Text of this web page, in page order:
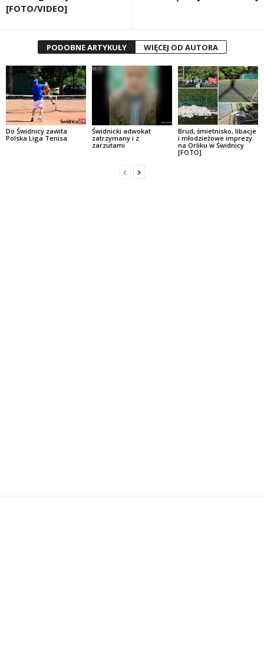
[FOTO/VIDEO]
PODOBNE ARTYKUŁY WIĘCEJ OD AUTORA
Do Świdnicy zawita
Polska Liga Tenisa
Świdnicki adwokat
zatrzymany i z
zarzutami
Brud, śmietnisko, libacje
i młodzieżowe imprezy
na Orliku w Świdnicy
[FOTO]